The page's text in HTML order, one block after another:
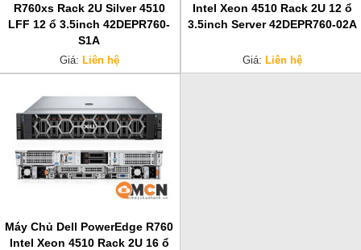
R760xs Rack 2U Silver 4510
LFF 12 ổ 3.5inch 42DEPR760-
S1A
Giá: Liên hệ
Intel Xeon 4510 Rack 2U 12 ổ
3.5inch Server 42DEPR760-02A
Giá: Liên hệ
Máy Chủ Dell PowerEdge R760
Intel Xeon 4510 Rack 2U 16 ổ